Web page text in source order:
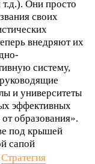
Они просто
своих
внедряют их
систему,
и университеты
эффективных
образования».
под крышей
сапой
Стратегия